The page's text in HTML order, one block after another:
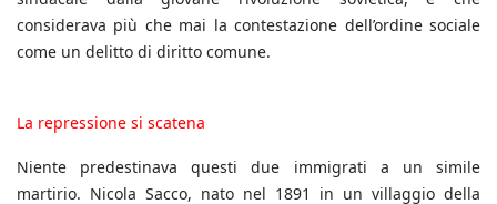
considerava più che mai la contestazione dell’ordine sociale
come un delitto di diritto comune.
La repressione si scatena
Niente predestinava questi due immigrati a un simile
martirio. Nicola Sacco, nato nel 1891 in un villaggio della